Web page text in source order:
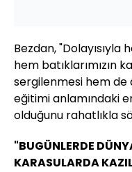
Bezdan, "Dolayısıyla
hem batıklarımızın
sergilenmesi hem de
eğitimi anlamındaki
olduğunu rahatlıkla
"BUGÜNLERDE
KARASULARDA